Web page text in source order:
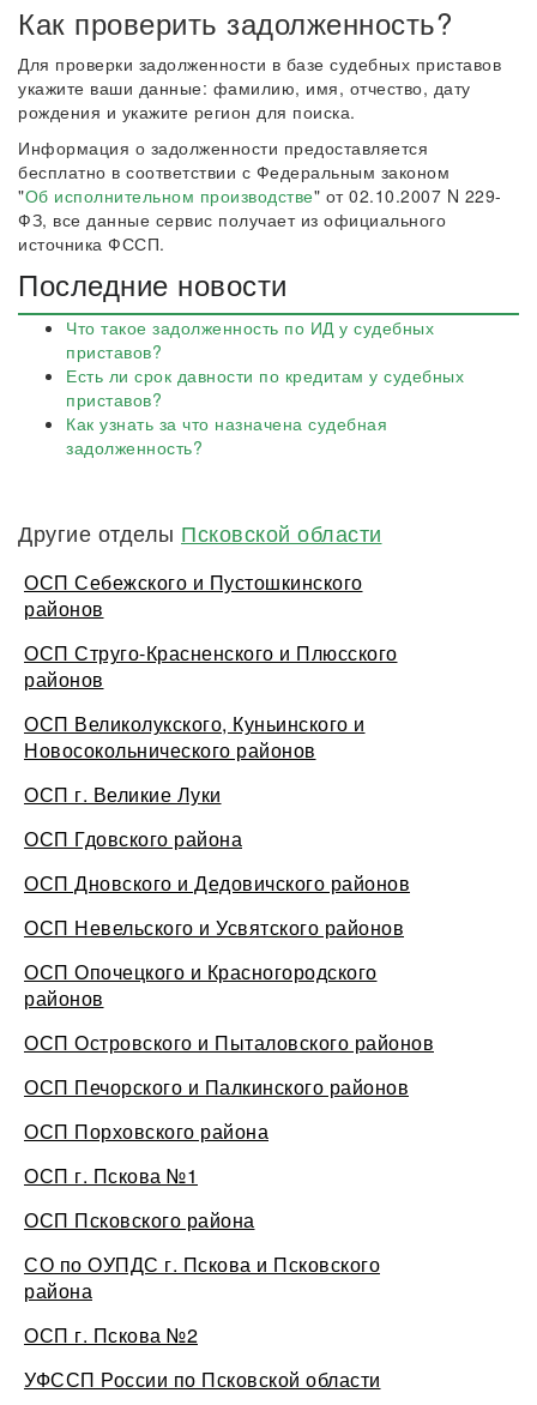
Как проверить задолженность?
Для проверки задолженности в базе судебных приставов
укажите ваши данные: фамилию, имя, отчество, дату
рождения и укажите регион для поиска.
Информация о задолженности предоставляется
бесплатно в соответствии с Федеральным законом
"Об исполнительном производстве" от 02.10.2007 N 229-
ФЗ, все данные сервис получает из официального
источника ФССП.
Последние новости
Что такое задолженность по ИД у судебных
приставов?
Есть ли срок давности по кредитам у судебных
приставов?
Как узнать за что назначена судебная
задолженность?
Другие отделы Псковской области
ОСП Себежского и Пустошкинского
районов
ОСП Струго-Красненского и Плюсского
районов
ОСП Великолукского, Куньинского и
Новосокольнического районов
ОСП г. Великие Луки
ОСП Гдовского района
ОСП Дновского и Дедовичского районов
ОСП Невельского и Усвятского районов
ОСП Опочецкого и Красногородского
районов
ОСП Островского и Пыталовского районов
ОСП Печорского и Палкинского районов
ОСП Порховского района
ОСП г. Пскова №1
ОСП Псковского района
СО по ОУПДС г. Пскова и Псковского
района
ОСП г. Пскова №2
УФССП России по Псковской области